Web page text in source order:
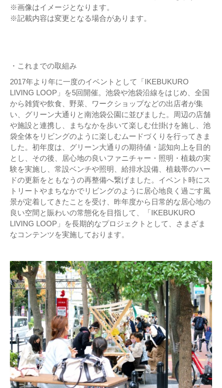
※画像はイメージとなります。
※記載内容は変更となる場合があります。
・これまでの取組み
2017年より年に一度のイベントとして「IKEBUKURO
LIVING LOOP」を5回開催。池袋や池袋沿線をはじめ、全国
から雑貨や飲食、野菜、ワークショップなどの出店者が集
い、グリーン大通りと南池袋公園に並びました。周辺の店舗
や施設と連携し、まちなかを歩いて楽しむ仕掛けを施し、池
袋全体をリビングのように楽しむムードづくりを行ってきま
した。初年度は、グリーン大通りの期待値・認知向上を目的
とし、その後、居心地の良いファニチャー・照明・植栽の実
験を実施し、常設ベンチや照明、給排水設備、植栽帯のハー
ドの更新をともなうの再整備へ繋げました。イベント時にス
トリートやまちなかでリビングのように居心地良く過ごす風
景が定着してきたことを受け、昨年度から日常的な居心地の
良い空間と賑わいの常態化を目指して、「IKEBUKURO
LIVING LOOP」を長期的なプロジェクトとして、さまざま
なコンテンツを実施しております。